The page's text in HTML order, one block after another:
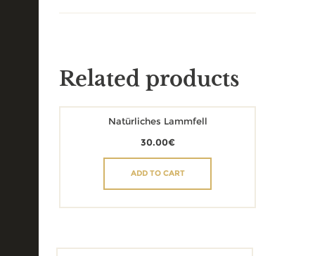
Related products
Natürliches Lammfell
30.00€
ADD TO CART